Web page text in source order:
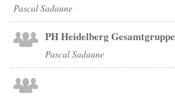
Pascal Sadaune
PH Heidelberg Gesamtgruppe
Pascal Sadaune